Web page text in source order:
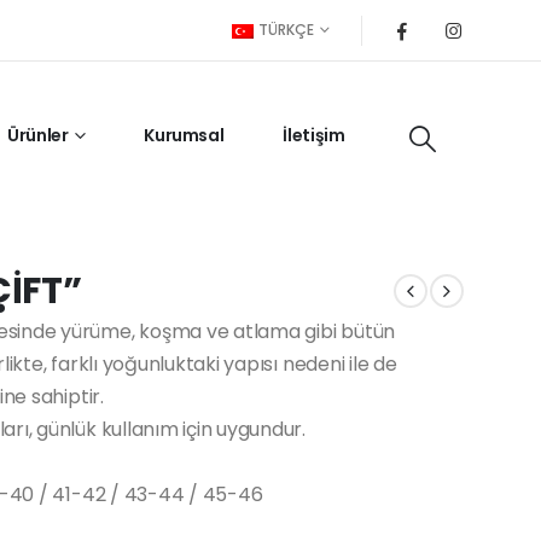
TÜRKÇE
Ürünler Kurumsal İletişim
yürüme, koşma ve atlama gibi bütün
farklı yoğunluktaki yapısı nedeni ile de
sahiptir.
günlük kullanım için uygundur.
40 / 41-42 / 43-44 / 45-46